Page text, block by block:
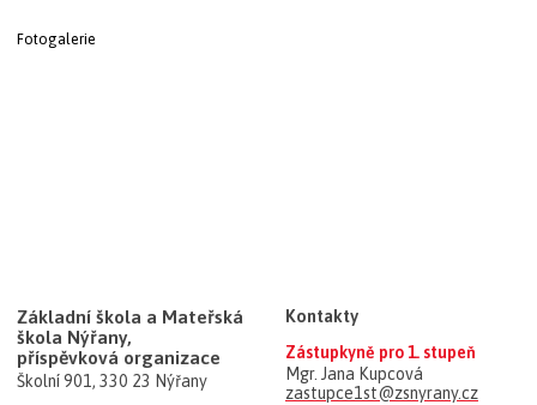
Fotogalerie
Základní škola a Mateřská
škola Nýřany,
příspěvková organizace
Školní 901, 330 23 Nýřany
Kontakty
Zástupkyně pro 1. stupeň
Mgr. Jana Kupcová
zastupce1st@zsnyrany.cz